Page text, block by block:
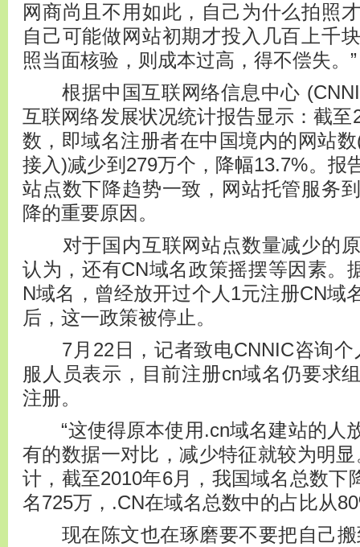
网商尚且不用如此，自己为什么拍照
自己可能做网站初期才投入几百上千
照当面核验，则成本过高，得不偿失。”
根据中国互联网络信息中心
互联网络发展状况统计报告显示：截
数，即域名注册者在中国境内的网站
接入)减少到279万个，降幅13.7%。报
站点数下降趋势一致，网站托管服务
降的重要原因。
对于国内互联网站点数量减少的原
认为，还有CN域名政策摇摆等因素。
N域名，曾经放开过个人1元注册CN域
后，这一政策被停止。
7月22日，记者致电CNNIC咨询个
服人员表示，目前注册cn域名仍要求
注册。
“这使得原本使用.cn域名建站的人
有的数据一对比，减少特征就较为明
计，截至2010年6月，我国域名总数下
名725万，.CN在域名总数中的占比从
现在陈文也在琢磨要不要把自己搬